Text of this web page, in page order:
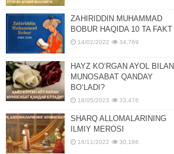
ZAHIRIDDIN MUHAMMAD
BOBUR HAQIDA 10 TA FAKT
14/02/2022 34,769
HAYZ KOʻRGAN AYOL BILAN
MUNOSABAT QANDAY
BOʻLADI?
18/05/2023 33,476
SHARQ ALLOMALARINING
ILMIY MEROSI
16/11/2022 30,186